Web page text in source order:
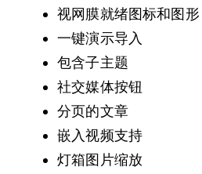
视网膜就绪图标和图形
一键演示导入
包含子主题
社交媒体按钮
分页的文章
嵌入视频支持
灯箱图片缩放